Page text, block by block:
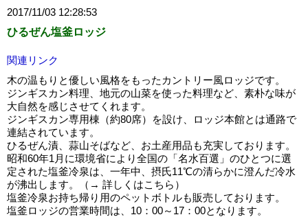
2017/11/03 12:28:53
ひるぜん塩釜ロッジ
関連リンク
木の温もりと優しい風格をもったカントリー風ロッジです。
ジンギスカン料理、地元の山菜を使った料理など、素朴な味が
大自然を感じさせてくれます。
ジンギスカン専用棟（約80席）を設け、ロッジ本館とは通路で
連結されています。
ひるぜん漬、蒜山そばなど、お土産用品も充実しております。
昭和60年1月に環境省により全国の「名水百選」のひとつに選
定された塩釜冷泉は、一年中、摂氏11℃の清らかに澄んだ冷水
が沸出します。（→ 詳しくはこちら）
塩釜冷泉お持ち帰り用のペットボトルも販売しております。
塩釜ロッジの営業時間は、10：00～17：00となります。